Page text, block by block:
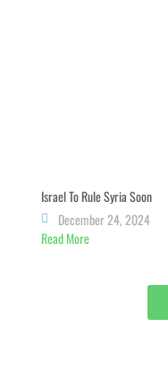
Israel To Rule Syria Soon
December 24, 2024
Read More